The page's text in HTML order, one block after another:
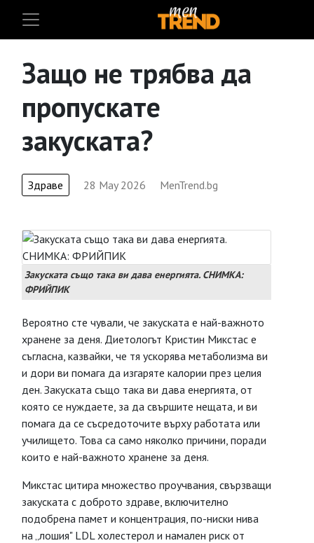
Защо не трябва да
пропускате
закуската?
Здраве 28 May 2026 MenTrend.bg
Закуската също така ви дава енергията. СНИМКА:
ФРИЙПИК
Вероятно сте чували, че закуската е най-важното
хранене за деня. Диетологът Кристин Микстас е
съгласна, казвайки, че тя ускорява метаболизма ви
и дори ви помага да изгаряте калории през целия
ден. Закуската също така ви дава енергията, от
която се нуждаете, за да свършите нещата, и ви
помага да се съсредоточите върху работата или
училището. Това са само няколко причини, поради
които е най-важното хранене за деня.
Микстас цитира множество проучвания, свързващи
закуската с доброто здраве, включително
подобрена памет и концентрация, по-ниски нива
на „лошия" LDL холестерол и намален риск от